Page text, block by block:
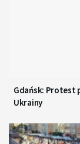
Gdańsk: Protest
Ukrainy